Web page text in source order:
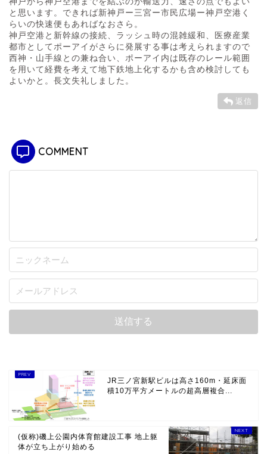
と思います。できれば新神戸ー三宮ー市民広場ー神戸空港く
らいの快速便もあればなおさら。
神戸空港と新幹線の接続、ラッシュ時の混雑緩和、医療産業
都市としてポーアイがさらに発展する事は考えられますので
西神・山手線との兼ね合い、ポーアイ内は既存のレール範囲
を用いて経費を考えて地下鉄地上化するかも含め検討しても
よいかと。長文失礼しました。
返信
COMMENT
JR三ノ宮新駅ビルは高さ160m・延床面
積10万平方メートルの超高層複合...
(仮称)磯上公園内体育館建設工事 地上躯
体が立ち上がり始める